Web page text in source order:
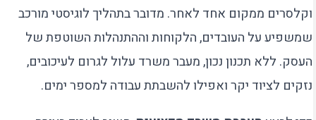
וקלסרים ממקום אחד לאחר. מדובר בתהליך לוגיסטי מורכב
שמשפיע על העובדים, הלקוחות וההתנהלות השוטפת של
העסק. ללא תכנון נכון, מעבר משרד עלול לגרום לעיכובים,
נזקים לציוד יקר ואפילו להשבתת עבודה למספר ימים.